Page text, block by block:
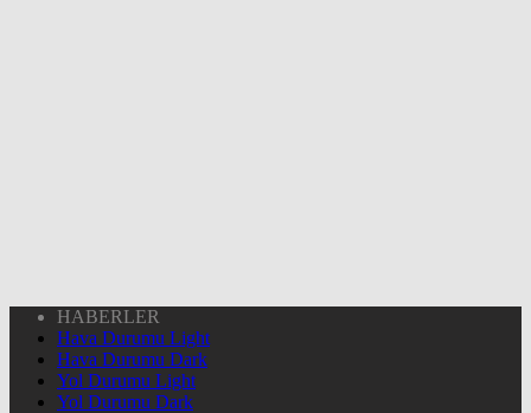
HABERLER
Hava Durumu Light
Hava Durumu Dark
Yol Durumu Light
Yol Durumu Dark